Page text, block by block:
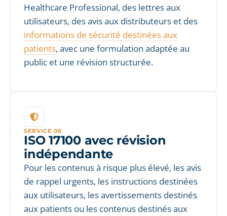
Healthcare Professional, des lettres aux
utilisateurs, des avis aux distributeurs et des
informations de sécurité destinées aux
patients, avec une formulation adaptée au
public et une révision structurée.
SERVICE 06
ISO 17100 avec révision
indépendante
Pour les contenus à risque plus élevé, les avis
de rappel urgents, les instructions destinées
aux utilisateurs, les avertissements destinés
aux patients ou les contenus destinés aux